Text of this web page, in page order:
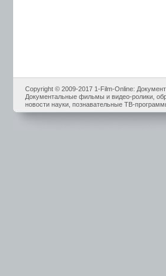
Copyright © 2009-2017 1-Film-Online:
Документальные фильмы и видео-ролики,
новости науки, познавательные ТВ-